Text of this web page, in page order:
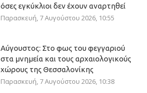
όσες εγκύκλιοι δεν έχουν αναρτηθεί
Παρασκευή, 7 Αυγούστου 2026, 10:55
Αύγουστος: Στο φως του φεγγαριού
στα μνημεία και τους αρχαιολογικούς
χώρους της Θεσσαλονίκης
Παρασκευή, 7 Αυγούστου 2026, 10:38